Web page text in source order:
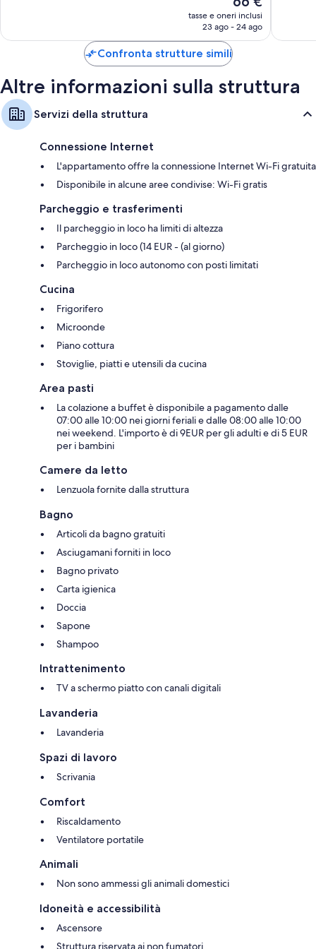
prezzo
attuale
66 €
tasse e oneri inclusi
23 ago - 24 ago
Confronta strutture simili
Altre informazioni sulla struttura
Servizi della struttura
Connessione Internet
L'appartamento offre la connessione Internet Wi-Fi gratuita
Disponibile in alcune aree condivise: Wi-Fi gratis
Parcheggio e trasferimenti
Il parcheggio in loco ha limiti di altezza
Parcheggio in loco (14 EUR - (al giorno)
Parcheggio in loco autonomo con posti limitati
Cucina
Frigorifero
Microonde
Piano cottura
Stoviglie, piatti e utensili da cucina
Area pasti
La colazione a buffet è disponibile a pagamento dalle
07:00 alle 10:00 nei giorni feriali e dalle 08:00 alle 10:00
nei weekend. L'importo è di 9EUR per gli adulti e di 5 EUR
per i bambini
Camere da letto
Lenzuola fornite dalla struttura
Bagno
Articoli da bagno gratuiti
Asciugamani forniti in loco
Bagno privato
Carta igienica
Doccia
Sapone
Shampoo
Intrattenimento
TV a schermo piatto con canali digitali
Lavanderia
Lavanderia
Spazi di lavoro
Scrivania
Comfort
Riscaldamento
Ventilatore portatile
Animali
Non sono ammessi gli animali domestici
Idoneità e accessibilità
Ascensore
Struttura riservata ai non fumatori